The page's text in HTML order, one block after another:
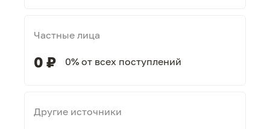
Частные лица
0 ₽ 0% от всех поступлений
Другие источники